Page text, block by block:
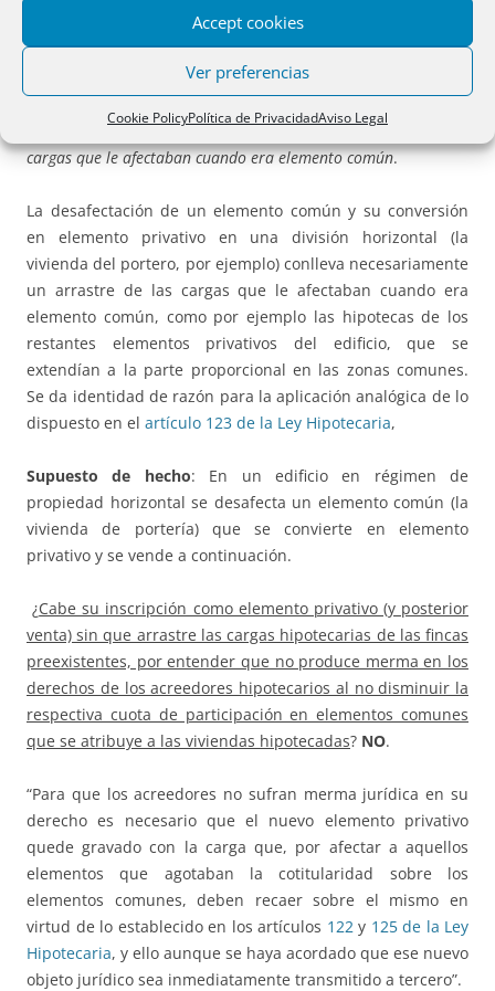
Accept cookies
Ver preferencias
Cookie PolicyPolítica de PrivacidadAviso Legal
HIPOTECARIO. Notarías: T.29 y 53. Registros: T. 33
y 58.
se convierte en elemento privativo continuará gravado por las
cargas que le afectaban cuando era elemento común.
La desafectación de un elemento común y su conversión
en elemento privativo en una división horizontal (la
vivienda del portero, por ejemplo) conlleva necesariamente
un arrastre de las cargas que le afectaban cuando era
elemento común, como por ejemplo las hipotecas de los
restantes elementos privativos del edificio, que se
extendían a la parte proporcional en las zonas comunes.
Se da identidad de razón para la aplicación analógica de lo
dispuesto en el artículo 123 de la Ley Hipotecaria,
Supuesto de hecho: En un edificio en régimen de
propiedad horizontal se desafecta un elemento común (la
vivienda de portería) que se convierte en elemento
privativo y se vende a continuación.
¿Cabe su inscripción como elemento privativo (y posterior
venta) sin que arrastre las cargas hipotecarias de las fincas
preexistentes, por entender que no produce merma en los
derechos de los acreedores hipotecarios al no disminuir la
respectiva cuota de participación en elementos comunes
que se atribuye a las viviendas hipotecadas? NO.
“Para que los acreedores no sufran merma jurídica en su
derecho es necesario que el nuevo elemento privativo
quede gravado con la carga que, por afectar a aquellos
elementos que agotaban la cotitularidad sobre los
elementos comunes, deben recaer sobre el mismo en
virtud de lo establecido en los artículos 122y 125 de la Ley
Hipotecaria, y ello aunque se haya acordado que ese nuevo
objeto jurídico sea inmediatamente transmitido a tercero”.